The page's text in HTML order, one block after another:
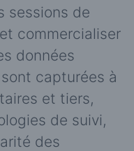
sessions de
commercialiser
données
capturées à
et tiers,
de suivi,
des